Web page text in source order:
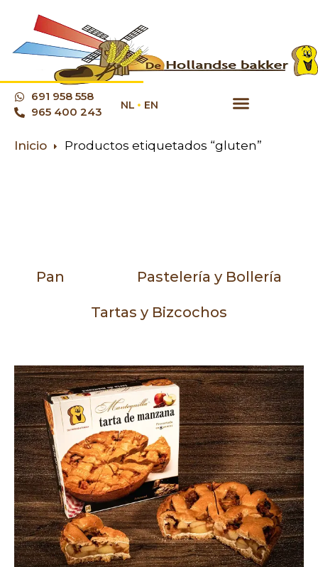
NL EN
691 958 558
965 400 243
Inicio Productos etiquetados “gluten”
Pan Pastelería y Bollería
Tartas y Bizcochos